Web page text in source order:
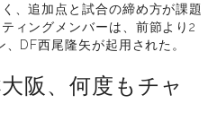
、追加点と試合の締め方が課題
ィングメンバーは、前節より2
DF西尾隆矢が起用された。
阪、何度もチャ